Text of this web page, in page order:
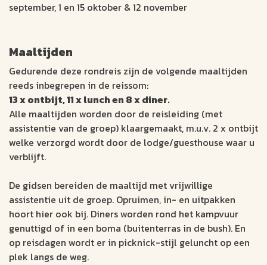
september, 1 en 15 oktober & 12 november
Maaltijden
Gedurende deze rondreis zijn de volgende maaltijden
reeds inbegrepen in de reissom:
13 x ontbijt, 11 x lunch en 8 x diner.
Alle maaltijden worden door de reisleiding (met
assistentie van de groep) klaargemaakt, m.u.v. 2 x ontbijt
welke verzorgd wordt door de lodge/guesthouse waar u
verblijft.
De gidsen bereiden de maaltijd met vrijwillige
assistentie uit de groep. Opruimen, in- en uitpakken
hoort hier ook bij. Diners worden rond het kampvuur
genuttigd of in een boma (buitenterras in de bush). En
op reisdagen wordt er in picknick-stijl geluncht op een
plek langs de weg.